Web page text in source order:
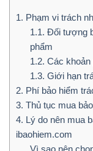
1. Phạm vi trách
1.1. Đối tượng
phẩm
1.2. Các
1.3. Giới hạn
2. Phí bảo hiểm
3. Thủ tục mua
4. Lý do nên mua
ibaohiem.com
Vì sao nên